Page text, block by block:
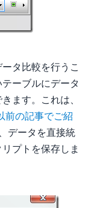
タ比較を行うこ
ーブルにデータ
ます。これは、
前の記事でご紹
データを直接統
プトを保存しま